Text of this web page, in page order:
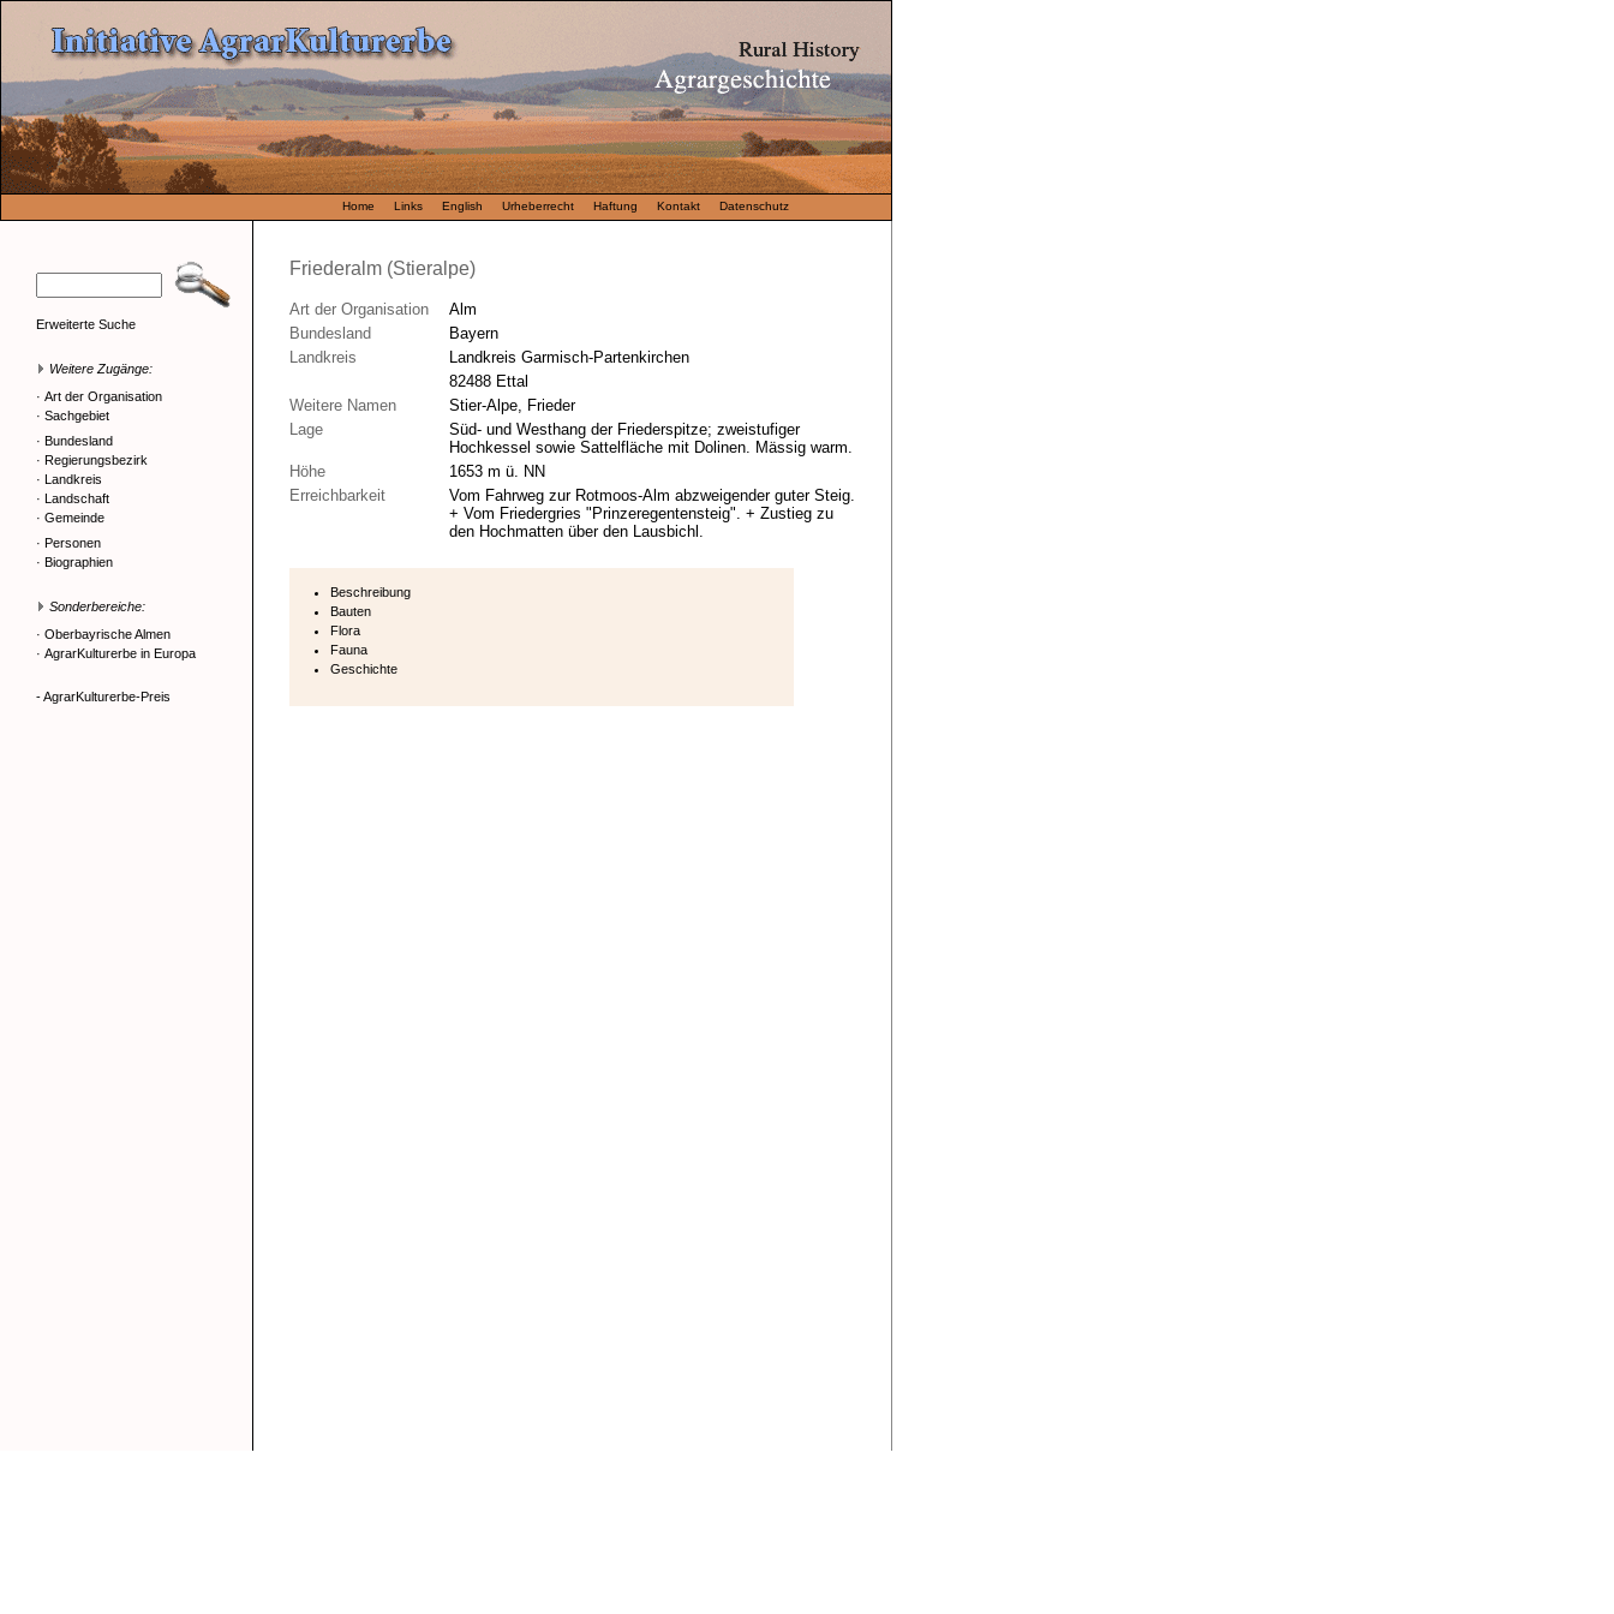
Home Links English Urheberrecht Haftung Kontakt Datenschutz
Erweiterte Suche
Weitere Zugänge:
· Art der Organisation
· Sachgebiet
· Bundesland
· Regierungsbezirk
· Landkreis
· Landschaft
· Gemeinde
· Personen
· Biographien
Sonderbereiche:
· Oberbayrische Almen
· AgrarKulturerbe in Europa
- AgrarKulturerbe-Preis
Friederalm (Stieralpe)
Art der Organisation
Alm
Bundesland
Bayern
Landkreis
Landkreis Garmisch-Partenkirchen
82488 Ettal
Weitere Namen
Stier-Alpe, Frieder
Lage
Süd- und Westhang der Friederspitze; zweistufiger
Hochkessel sowie Sattelfläche mit Dolinen. Mässig warm.
Höhe
1653 m ü. NN
Erreichbarkeit
Vom Fahrweg zur Rotmoos-Alm abzweigender guter Steig.
+ Vom Friedergries "Prinzeregentensteig". + Zustieg zu
den Hochmatten über den Lausbichl.
Beschreibung
Bauten
Flora
Fauna
Geschichte